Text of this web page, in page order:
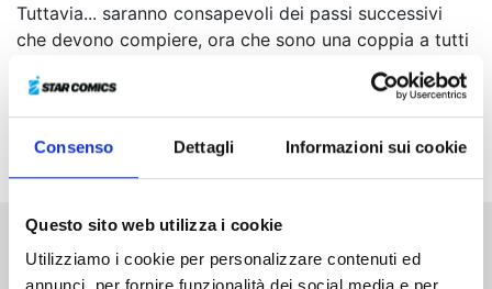
Consenso Dettagli Informazioni sui cookie
Questo sito web utilizza i cookie
Utilizziamo i cookie per personalizzare contenuti ed
Tuttavia... saranno consapevoli dei passi successivi
che devono compiere, ora che sono una coppia a tutti
gli effetti?! Nel frattempo, Ishigami è deciso a spingere
la senpai Tsubame a dichiararsi... Si alza così il sipario
su un nuovo periodo scolastico, in cui ognuno porta
nel cuore le proprie aspirazioni!
Altri volumi della serie